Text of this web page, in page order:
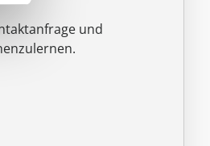
und